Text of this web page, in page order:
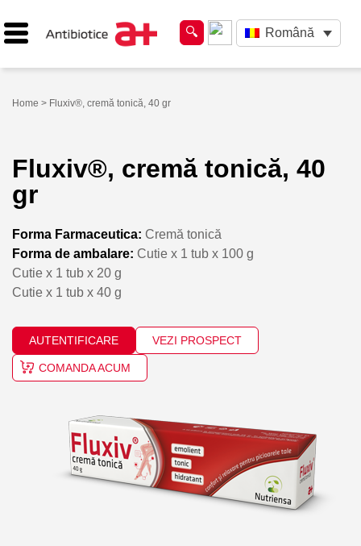
Română
Home > Fluxiv®, cremă tonică, 40 gr
Fluxiv®, cremă tonică, 40
gr
Forma Farmaceutica: Cremă tonică
Forma de ambalare: Cutie x 1 tub x 100 g
Cutie x 1 tub x 20 g
Cutie x 1 tub x 40 g
AUTENTIFICARE VEZI PROSPECT
COMANDA ACUM